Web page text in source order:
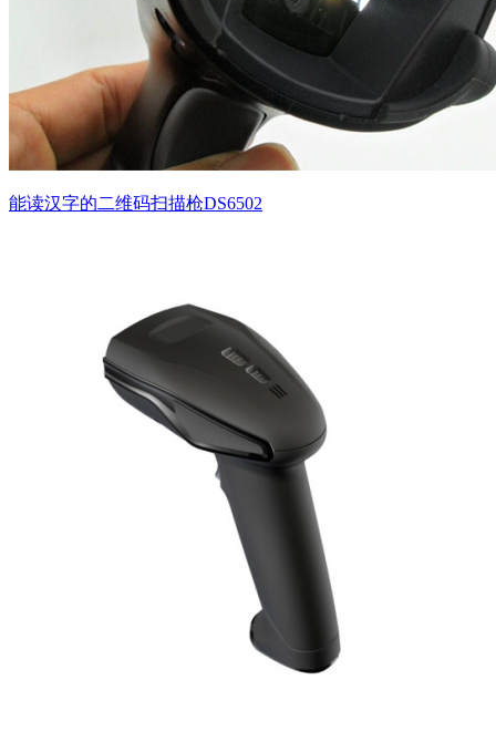
能读汉字的二维码扫描枪DS6502